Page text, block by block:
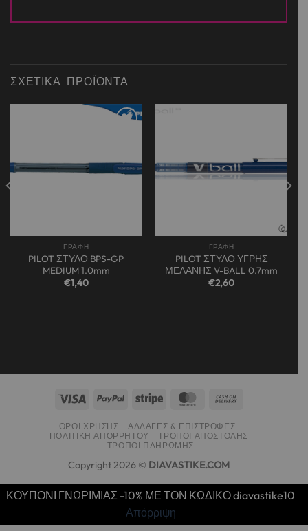
ΣΧΕΤΙΚΆ ΠΡΟΪΌΝΤΑ
ΓΡΑΦΗ
PILOT ΣΤΥΛΟ BPS-GP
MEDIUM 1.0mm
€1,40
ΓΡΑΦΗ
PILOT ΣΤΥΛΟ ΥΓΡΗΣ
ΜΕΛΑΝΗΣ V-BALL 0.7mm
€2,60
ΌΡΟΙ ΧΡΉΣΗΣ
ΑΛΛΑΓΈΣ & ΕΠΙΣΤΡΟΦΈΣ
ΠΟΛΙΤΙΚΉ ΑΠΟΡΡΉΤΟΥ
ΤΡΌΠΟΙ ΑΠΟΣΤΟΛΉΣ
ΤΡΌΠΟΙ ΠΛΗΡΩΜΉΣ
Copyright 2026 © DIAVASTIKE.COM
ΚΟΥΠΟΝΙ ΓΝΩΡΙΜΙΑΣ -10% ΜΕ ΤΟΝ ΚΩΔΙΚΟ diavastike10
Απόρριψη